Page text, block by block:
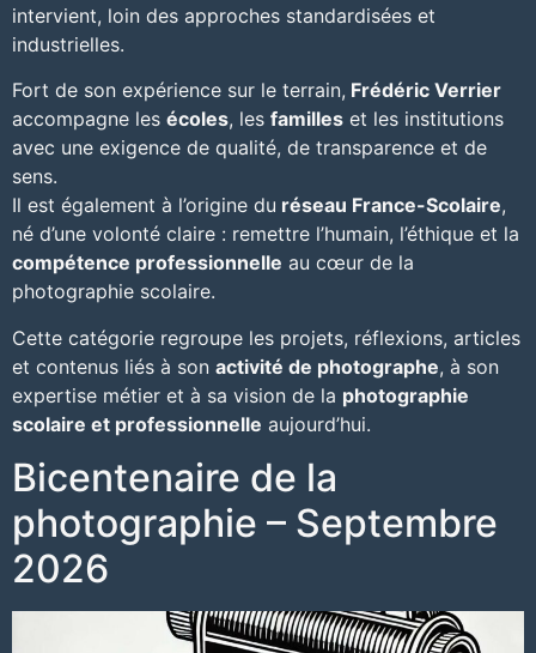
intervient, loin des approches standardisées et
industrielles.
Fort de son expérience sur le terrain, Frédéric Verrier
accompagne les écoles, les familles et les institutions
avec une exigence de qualité, de transparence et de
sens.
Il est également à l’origine du réseau France-Scolaire,
né d’une volonté claire : remettre l’humain, l’éthique et la
compétence professionnelle au cœur de la
photographie scolaire.
Cette catégorie regroupe les projets, réflexions, articles
et contenus liés à son activité de photographe, à son
expertise métier et à sa vision de la photographie
scolaire et professionnelle aujourd’hui.
Bicentenaire de la
photographie – Septembre
2026